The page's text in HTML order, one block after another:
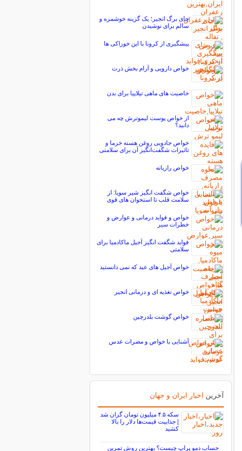
چای برگ انجیر؛ یک گزینه خوشمزه و
سالم برای نوشیدن
پیشگیری از کرونا با این خوراکی ها
خواص دارویی و آرام بخش ذرت
خاصیت های ماهی تیلاپیا برای بدن
از خواص پوست لیموترش چه می
دانید؟
خواص جادویی روغن هسته خرما و
تاثیرات شگفت‌انگیز آن برای سلامتی
خواص رازیانه
خواص شگفت انگیز شیر سویا: از
سلامت قلب تا استخوان های قوی
خواص و فواید درمانی و عوارض و
خطرات سیر
فواید شگفت انگیز آجیل ماکادمیا برای
سلامتی
خواص آجیل های عید که نمی دانستید
خواص تغذیه ای و درمانی انجیر
خواص گوشت بلدرچین
آشنایی با خواص و مضرات عدس
آخرین اخبار ایران و جهان
سکه ۴.۵ میلیون تومان گران شد
| جذابیت قیمت‌ها دلار را بالا
کشید
حساب دمو پراپ چیست؟ بهترین روش تمرین